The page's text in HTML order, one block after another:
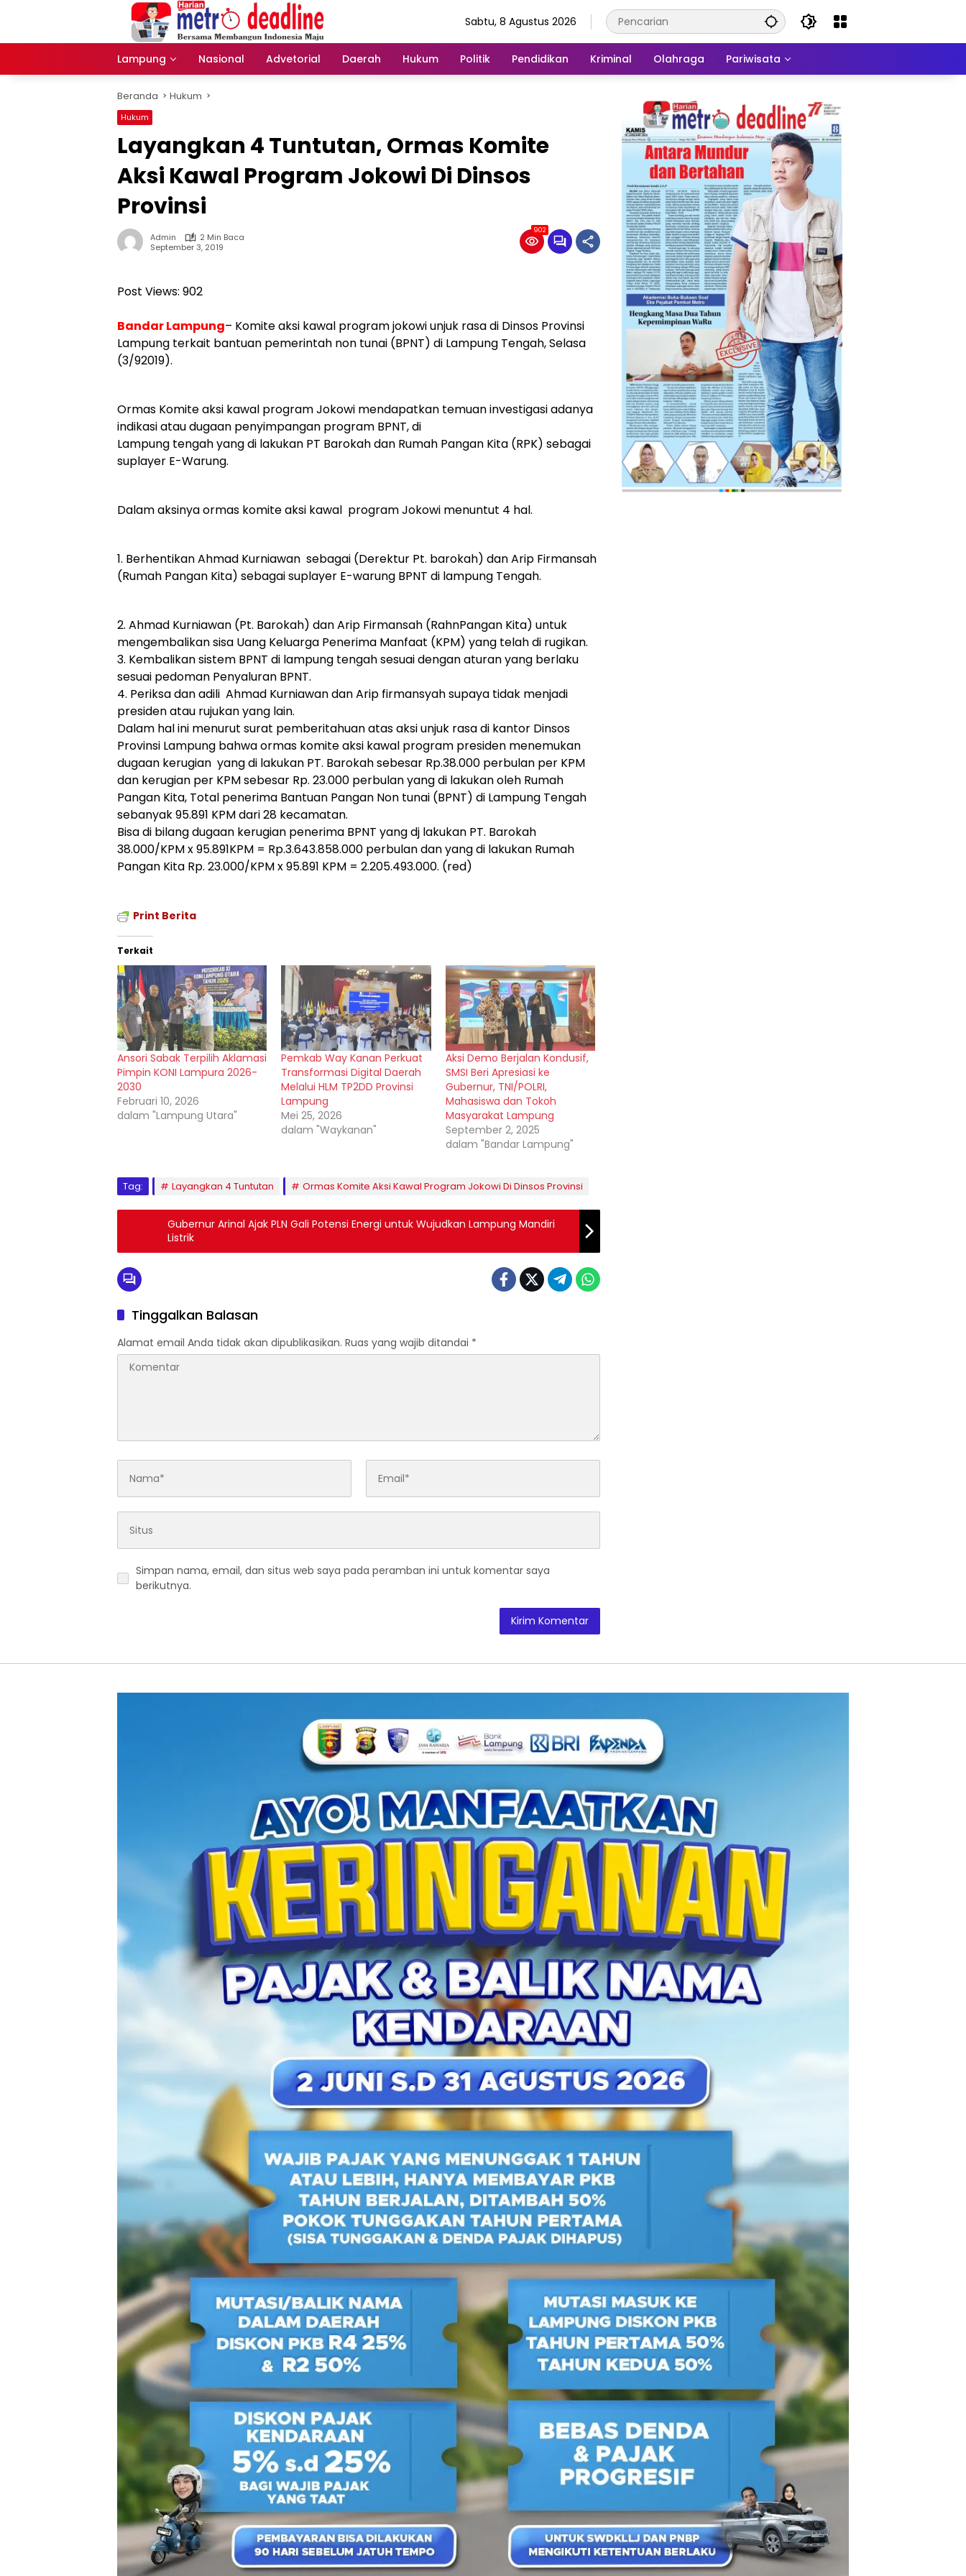
Sabtu, 8 Agustus 2026
Lampung Nasional Advetorial Daerah Hukum Politik Pendidikan Kriminal Olahraga Pariwisata
Beranda Hukum
Hukum
Layangkan 4 Tuntutan, Ormas Komite
Aksi Kawal Program Jokowi Di Dinsos
Provinsi
Admin
2 Min Baca
September 3, 2019
902
Post Views: 902
Bandar Lampung– Komite aksi kawal program jokowi unjuk rasa di Dinsos Provinsi
Lampung terkait bantuan pemerintah non tunai (BPNT) di Lampung Tengah, Selasa
(3/92019).
Ormas Komite aksi kawal program Jokowi mendapatkan temuan investigasi adanya
indikasi atau dugaan penyimpangan program BPNT, di
Lampung tengah yang di lakukan PT Barokah dan Rumah Pangan Kita (RPK) sebagai
suplayer E-Warung.
Dalam aksinya ormas komite aksi kawal program Jokowi menuntut 4 hal.
1. Berhentikan Ahmad Kurniawan sebagai (Derektur Pt. barokah) dan Arip Firmansah
(Rumah Pangan Kita) sebagai suplayer E-warung BPNT di lampung Tengah.
2. Ahmad Kurniawan (Pt. Barokah) dan Arip Firmansah (RahnPangan Kita) untuk
mengembalikan sisa Uang Keluarga Penerima Manfaat (KPM) yang telah di rugikan.
3. Kembalikan sistem BPNT di lampung tengah sesuai dengan aturan yang berlaku
sesuai pedoman Penyaluran BPNT.
4. Periksa dan adili Ahmad Kurniawan dan Arip firmansyah supaya tidak menjadi
presiden atau rujukan yang lain.
Dalam hal ini menurut surat pemberitahuan atas aksi unjuk rasa di kantor Dinsos
Provinsi Lampung bahwa ormas komite aksi kawal program presiden menemukan
dugaan kerugian yang di lakukan PT. Barokah sebesar Rp.38.000 perbulan per KPM
dan kerugian per KPM sebesar Rp. 23.000 perbulan yang di lakukan oleh Rumah
Pangan Kita, Total penerima Bantuan Pangan Non tunai (BPNT) di Lampung Tengah
sebanyak 95.891 KPM dari 28 kecamatan.
Bisa di bilang dugaan kerugian penerima BPNT yang dj lakukan PT. Barokah
38.000/KPM x 95.891KPM = Rp.3.643.858.000 perbulan dan yang di lakukan Rumah
Pangan Kita Rp. 23.000/KPM x 95.891 KPM = 2.205.493.000. (red)
Print Berita
Terkait
Ansori Sabak Terpilih Aklamasi
Pimpin KONI Lampura 2026-
2030
Februari 10, 2026
dalam "Lampung Utara"
Pemkab Way Kanan Perkuat
Transformasi Digital Daerah
Melalui HLM TP2DD Provinsi
Lampung
Mei 25, 2026
dalam "Waykanan"
Aksi Demo Berjalan Kondusif,
SMSI Beri Apresiasi ke
Gubernur, TNI/POLRI,
Mahasiswa dan Tokoh
Masyarakat Lampung
September 2, 2025
dalam "Bandar Lampung"
Tag: Layangkan 4 Tuntutan Ormas Komite Aksi Kawal Program Jokowi Di Dinsos Provinsi
Gubernur Arinal Ajak PLN Gali Potensi Energi untuk Wujudkan Lampung Mandiri
Listrik
Tinggalkan Balasan
Alamat email Anda tidak akan dipublikasikan. Ruas yang wajib ditandai *
Simpan nama, email, dan situs web saya pada peramban ini untuk komentar saya
berikutnya.